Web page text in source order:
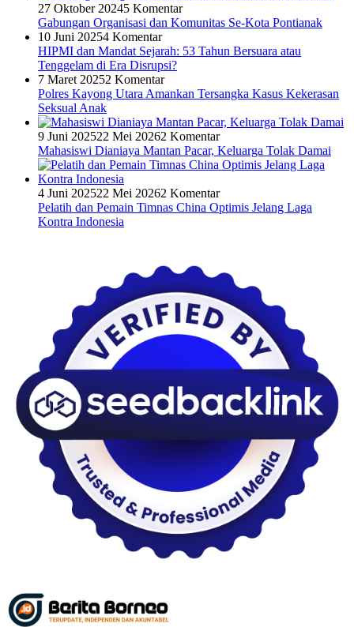
27 Oktober 20245 Komentar
Gabungan Organisasi dan Komunitas Se-Kota Pontianak
10 Juni 20254 Komentar
HIPMI dan Mandat Sejarah: 53 Tahun Bersuara atau
Tenggelam di Era Disrupsi?
7 Maret 20252 Komentar
Polres Kayong Utara Amankan Tersangka Kasus Kekerasan
Seksual Anak
9 Juni 202522 Mei 20262 Komentar
Mahasiswi Dianiaya Mantan Pacar, Keluarga Tolak Damai
4 Juni 202522 Mei 20262 Komentar
Pelatih dan Pemain Timnas China Optimis Jelang Laga
Kontra Indonesia